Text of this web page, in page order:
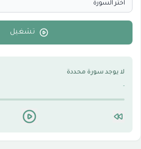
الأقسام التقنية للكمبيوتر والنترنت
تشغيل
لا يوجد سورة محددة
-